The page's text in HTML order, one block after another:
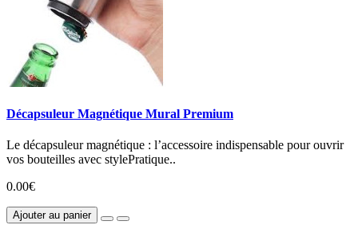
Décapsuleur Magnétique Mural Premium
Le décapsuleur magnétique : l’accessoire indispensable pour ouvrir
vos bouteilles avec stylePratique..
0.00€
Ajouter au panier